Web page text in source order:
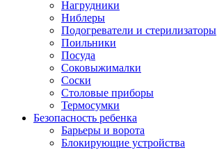
Нагрудники
Ниблеры
Подогреватели и стерилизаторы
Поильники
Посуда
Соковыжималки
Соски
Столовые приборы
Термосумки
Безопасность ребенка
Барьеры и ворота
Блокирующие устройства